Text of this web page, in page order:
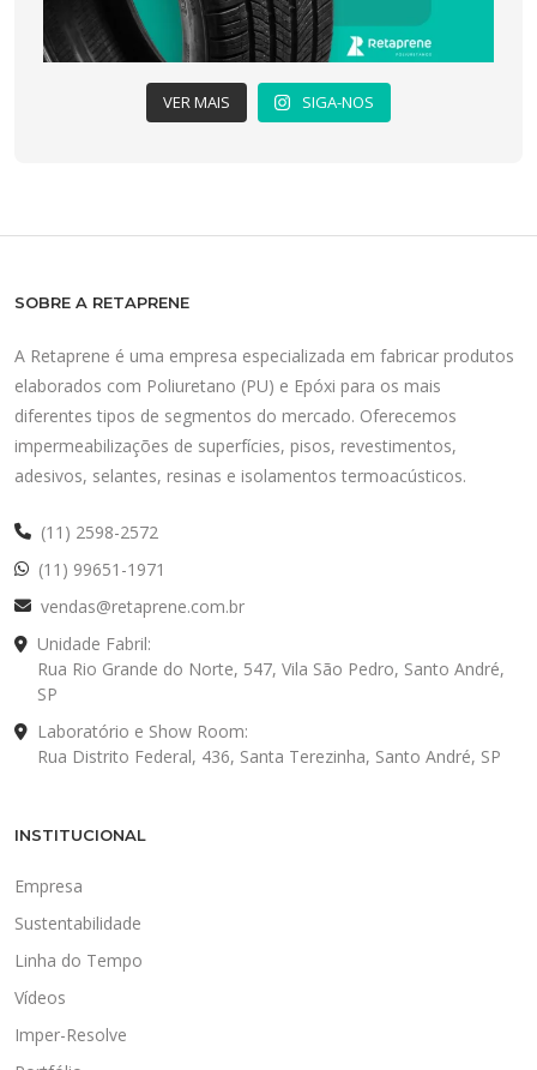
VER MAIS SIGA-NOS
SOBRE A RETAPRENE
A Retaprene é uma empresa especializada em fabricar produtos
elaborados com Poliuretano (PU) e Epóxi para os mais
diferentes tipos de segmentos do mercado. Oferecemos
impermeabilizações de superfícies, pisos, revestimentos,
adesivos, selantes, resinas e isolamentos termoacústicos.
(11) 2598-2572
(11) 99651-1971
vendas@retaprene.com.br
Unidade Fabril:
Rua Rio Grande do Norte, 547, Vila São Pedro, Santo André,
SP
Laboratório e Show Room:
Rua Distrito Federal, 436, Santa Terezinha, Santo André, SP
INSTITUCIONAL
Empresa
Sustentabilidade
Linha do Tempo
Vídeos
Imper-Resolve